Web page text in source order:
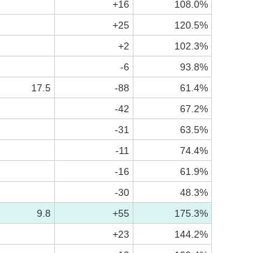
+16
108.0%
+25
120.5%
+2
102.3%
-6
93.8%
17.5 -88
61.4%
-42
67.2%
-31
63.5%
-11
74.4%
-16
61.9%
-30
48.3%
9.8 +55
175.3%
+23
144.2%